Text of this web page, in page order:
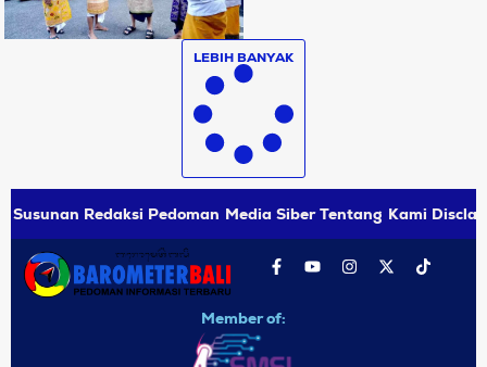
LEBIH BANYAK
Susunan Redaksi Pedoman Media Siber Tentang Kami
Member of: